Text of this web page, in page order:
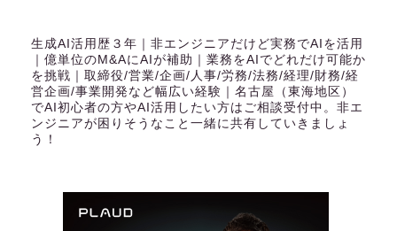
生成AI活用歴３年｜非エンジニアだけど実務でAIを活用
｜億単位のM&AにAIが補助｜業務をAIでどれだけ可能か
を挑戦｜取締役/営業/企画/人事/労務/法務/経理/財務/経
営企画/事業開発など幅広い経験｜名古屋（東海地区）
でAI初心者の方やAI活用したい方はご相談受付中。非エ
ンジニアが困りそうなこと一緒に共有していきましょ
う！